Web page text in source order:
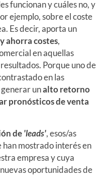
funcionan y cuáles no, y
ejemplo, sobre el coste
Es decir, aporta un
ahorra costes,
en aquellas
Porque uno de
en las
unalto retorno
pronósticos de venta
de'leads', esos/as
mostrado interés en
empresa y cuya
oportunidades de